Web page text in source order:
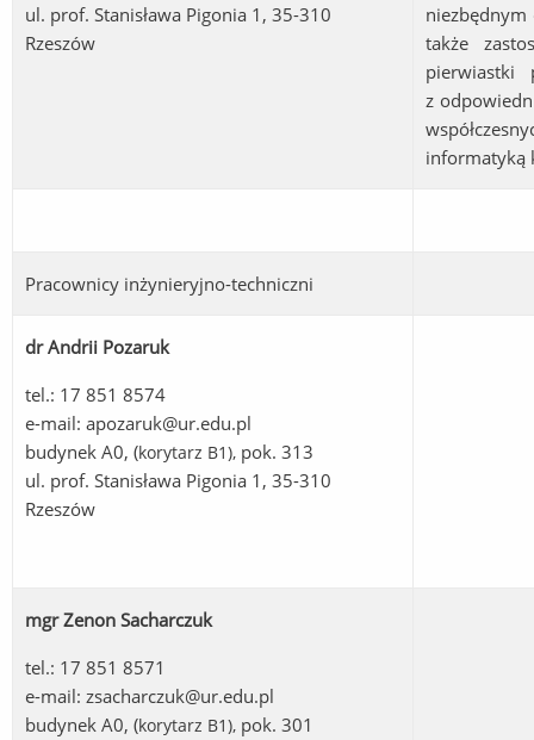
ul. prof. Stanisława Pigonia 1, 35-310
Rzeszów
niezbędnym
także
z
informatyką
Pracownicy inżynieryjno-techniczni
dr Andrii Pozaruk
tel.: 17 851 8574
e-mail: apozaruk@ur.edu.pl
budynek A0, (korytarz B1), pok. 313
ul. prof. Stanisława Pigonia 1, 35-310
Rzeszów
mgr Zenon Sacharczuk
tel.: 17 851 8571
e-mail: zsacharczuk@ur.edu.pl
budynek A0, (korytarz B1), pok. 301